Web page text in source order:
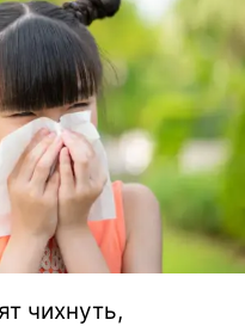
чихнуть,